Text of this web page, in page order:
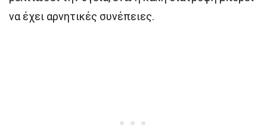
να έχει αρνητικές συνέπειες.